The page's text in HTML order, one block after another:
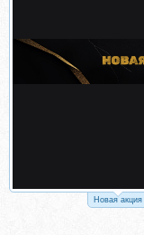
Новая акция